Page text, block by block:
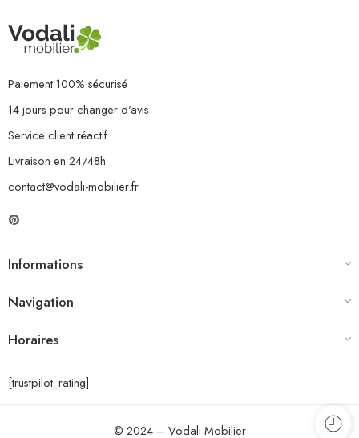
Paiement 100% sécurisé
14 jours pour changer d'avis
Service client réactif
Livraison en 24/48h
contact@vodali-mobilier.fr
Informations
Navigation
Horaires
[trustpilot_rating]
© 2024 – Vodali Mobilier